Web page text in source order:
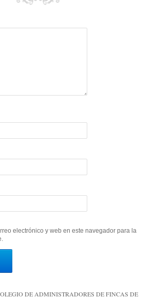
electrónico y web en este navegador para la
DE ADMINISTRADORES DE FINCAS DE